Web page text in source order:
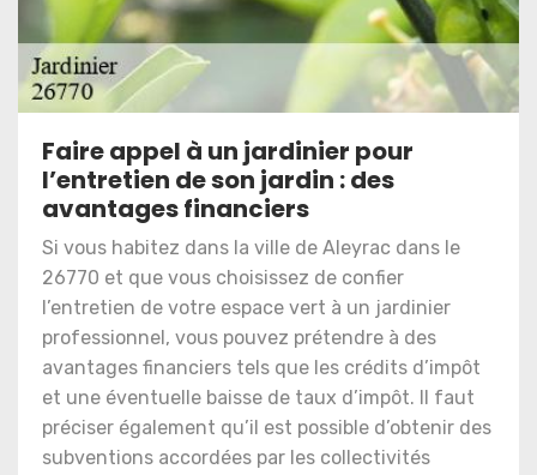
Faire appel à un jardinier pour
l’entretien de son jardin : des
avantages financiers
Si vous habitez dans la ville de Aleyrac dans le
26770 et que vous choisissez de confier
l’entretien de votre espace vert à un jardinier
professionnel, vous pouvez prétendre à des
avantages financiers tels que les crédits d’impôt
et une éventuelle baisse de taux d’impôt. Il faut
préciser également qu’il est possible d’obtenir des
subventions accordées par les collectivités